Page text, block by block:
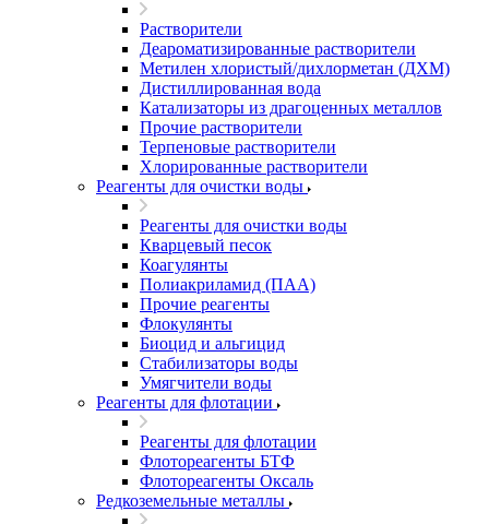
Растворители
Деароматизированные растворители
Метилен хлористый/дихлорметан (ДХМ)
Дистиллированная вода
Катализаторы из драгоценных металлов
Прочие растворители
Терпеновые растворители
Хлорированные растворители
Реагенты для очистки воды
Реагенты для очистки воды
Кварцевый песок
Коагулянты
Полиакриламид (ПАА)
Прочие реагенты
Флокулянты
Биоцид и альгицид
Стабилизаторы воды
Умягчители воды
Реагенты для флотации
Реагенты для флотации
Флотореагенты БТФ
Флотореагенты Оксаль
Редкоземельные металлы